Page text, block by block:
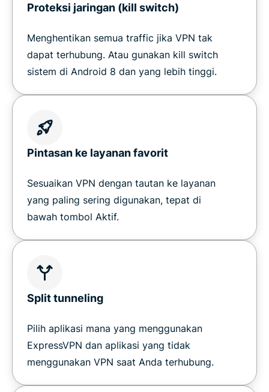
Proteksi jaringan (kill switch)
Menghentikan semua traffic jika VPN tak
dapat terhubung. Atau gunakan kill switch
sistem di Android 8 dan yang lebih tinggi.
Pintasan ke layanan favorit
Sesuaikan VPN dengan tautan ke layanan
yang paling sering digunakan, tepat di
bawah tombol Aktif.
Split tunneling
Pilih aplikasi mana yang menggunakan
ExpressVPN dan aplikasi yang tidak
menggunakan VPN saat Anda terhubung.